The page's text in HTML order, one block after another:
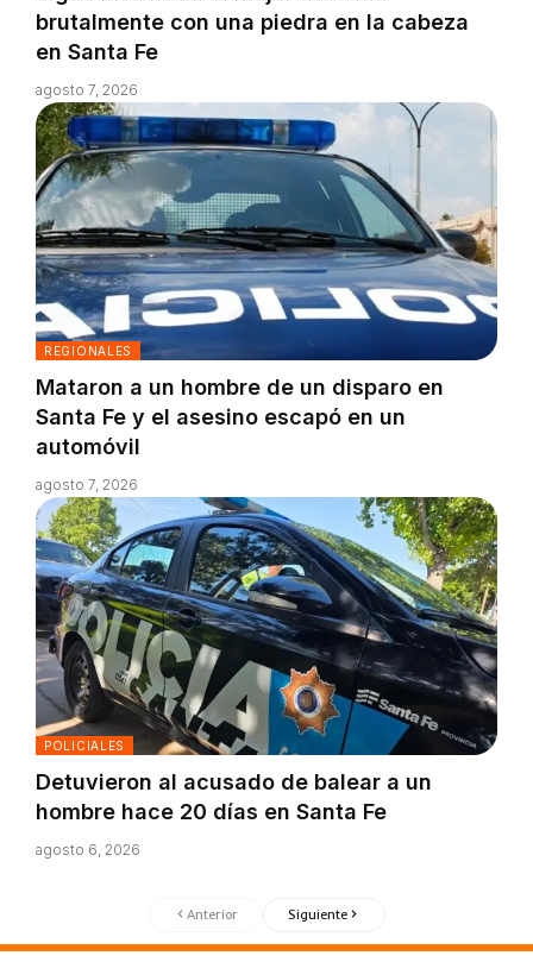
brutalmente con una piedra en la cabeza
en Santa Fe
agosto 7, 2026
REGIONALES
Mataron a un hombre de un disparo en
Santa Fe y el asesino escapó en un
automóvil
agosto 7, 2026
POLICIALES
Detuvieron al acusado de balear a un
hombre hace 20 días en Santa Fe
agosto 6, 2026
Anterior Siguiente